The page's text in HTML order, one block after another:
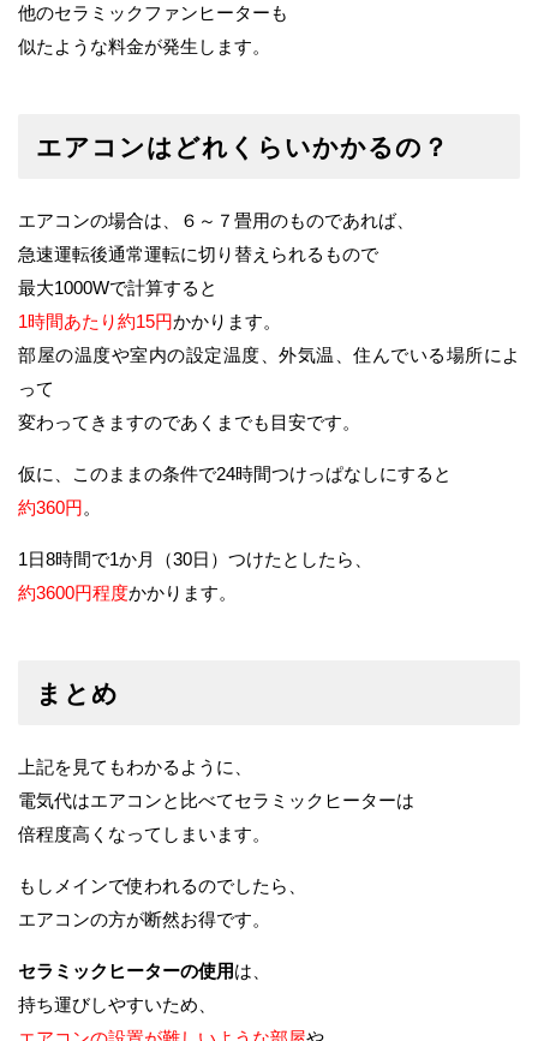
他のセラミックファンヒーターも
似たような料金が発生します。
エアコンはどれくらいかかるの？
エアコンの場合は、６～７畳用のものであれば、
急速運転後通常運転に切り替えられるもので
最大1000Wで計算すると
1時間あたり約15円かかります。
部屋の温度や室内の設定温度、外気温、住んでいる場所によ
って
変わってきますのであくまでも目安です。
仮に、このままの条件で24時間つけっぱなしにすると
約360円。
1日8時間で1か月（30日）つけたとしたら、
約3600円程度かかります。
まとめ
上記を見てもわかるように、
電気代はエアコンと比べてセラミックヒーターは
倍程度高くなってしまいます。
もしメインで使われるのでしたら、
エアコンの方が断然お得です。
セラミックヒーターの使用は、
持ち運びしやすいため、